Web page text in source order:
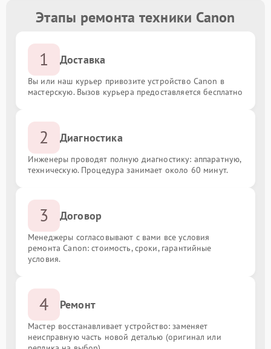
Этапы ремонта техники Canon
1 Доставка
Вы или наш курьер привозите устройство Canon в
мастерскую. Вызов курьера предоставляется бесплатно
2 Диагностика
Инженеры проводят полную диагностику: аппаратную,
техническую. Процедура занимает около 60 минут.
3 Договор
Менеджеры согласовывают с вами все условия
ремонта Canon: стоимость, сроки, гарантийные
условия.
4 Ремонт
Мастер восстанавливает устройство: заменяет
неисправную часть новой деталью (оригинал или